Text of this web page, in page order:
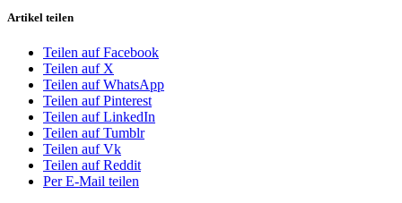
Artikel teilen
Teilen auf Facebook
Teilen auf X
Teilen auf WhatsApp
Teilen auf Pinterest
Teilen auf LinkedIn
Teilen auf Tumblr
Teilen auf Vk
Teilen auf Reddit
Per E-Mail teilen